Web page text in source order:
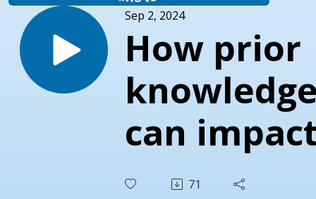
Sep 2, 2024
How prior
can
the 71